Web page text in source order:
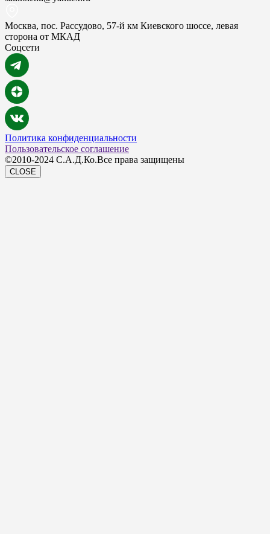
Москва, пос. Рассудово, 57-й км Киевского шоссе, левая
сторона от МКАД
Соцсети
Политика конфиденциальности
Пользовательское соглашение
©2010-2024 С.А.Д.Ко.Все права защищены
CLOSE